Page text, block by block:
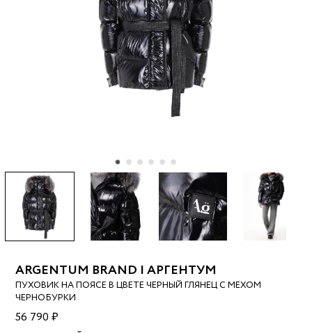
ARGENTUM BRAND | АРГЕНТУМ
ПУХОВИК НА ПОЯСЕ В ЦВЕТЕ ЧЕРНЫЙ ГЛЯНЕЦ С МЕХОМ
ЧЕРНОБУРКИ
56 790 ₽